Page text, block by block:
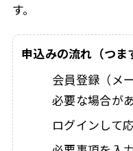
す。
申込みの流れ（つま
会員登録（メ
必要な場合が
ログインして